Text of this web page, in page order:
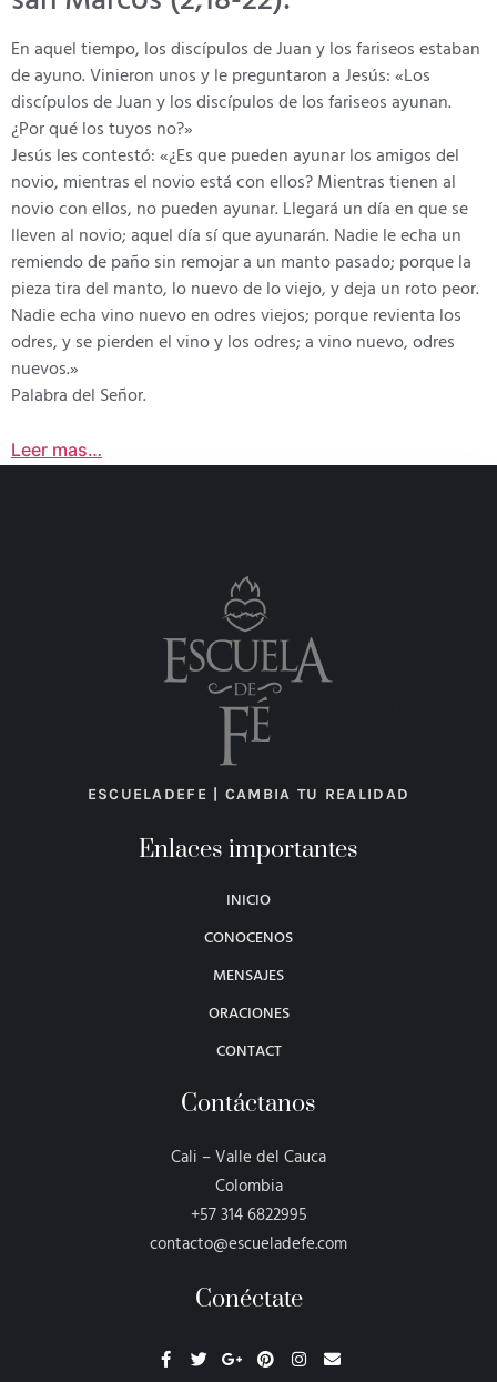
En aquel tiempo, los discípulos de Juan y los fariseos estaban
de ayuno. Vinieron unos y le preguntaron a Jesús: «Los
discípulos de Juan y los discípulos de los fariseos ayunan.
¿Por qué los tuyos no?»
Jesús les contestó: «¿Es que pueden ayunar los amigos del
novio, mientras el novio está con ellos? Mientras tienen al
novio con ellos, no pueden ayunar. Llegará un día en que se
lleven al novio; aquel día sí que ayunarán. Nadie le echa un
remiendo de paño sin remojar a un manto pasado; porque la
pieza tira del manto, lo nuevo de lo viejo, y deja un roto peor.
Nadie echa vino nuevo en odres viejos; porque revienta los
odres, y se pierden el vino y los odres; a vino nuevo, odres
nuevos.»
Palabra del Señor.
Leer mas…
ESCUELADEFE | CAMBIA TU REALIDAD
Enlaces importantes
INICIO
CONOCENOS
MENSAJES
ORACIONES
CONTACT
Contáctanos
Cali – Valle del Cauca
Colombia
+57 314 6822995
contacto@escueladefe.com
Conéctate